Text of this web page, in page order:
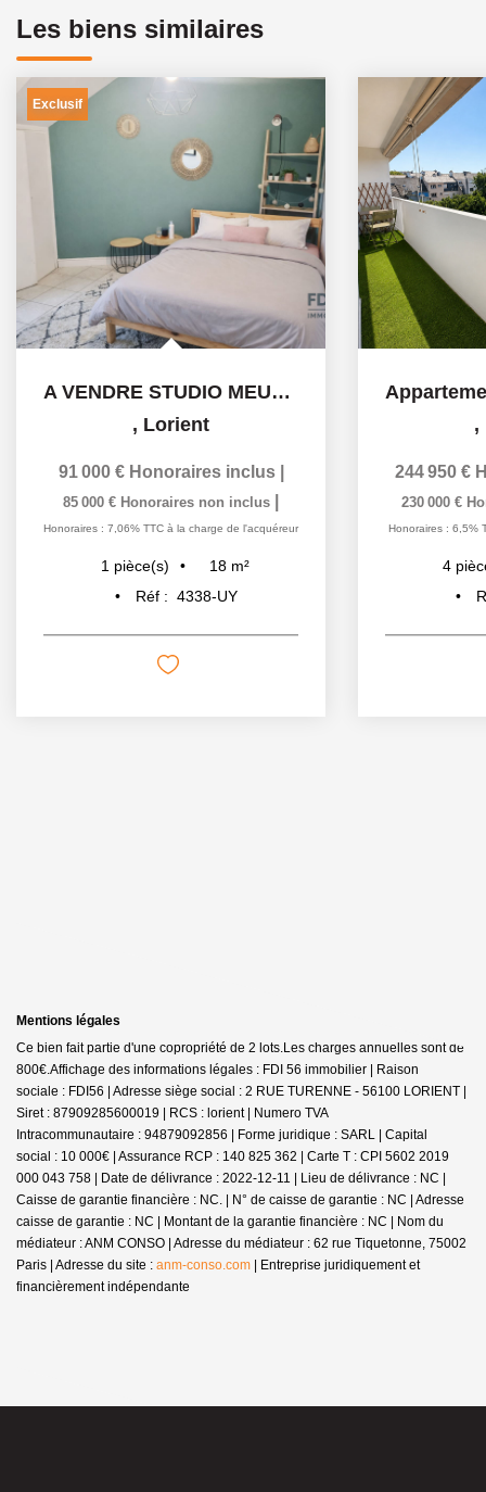
Les biens similaires
Exclusif
A VENDRE STUDIO MEUBLE 18 m² - KERENTRECH
, Lorient
91 000 € Honoraires inclus
85 000 € Honoraires non inclus
Honoraires : 7,06% TTC à la charge de l'acquéreur
1 pièce(s) 18 m²
Réf : 4338-UY
,
244 950 €
230 000 €
Honoraires : 6,5%
4
Mentions légales
Ce bien fait partie d'une copropriété de 2 lots.Les charges annuelles sont de
800€.Affichage des informations légales : FDI 56 immobilier | Raison
sociale : FDI56 | Adresse siège social : 2 RUE TURENNE - 56100 LORIENT |
Siret : 87909285600019 | RCS : lorient | Numero TVA
Intracommunautaire : 94879092856 | Forme juridique : SARL | Capital
social : 10 000€ | Assurance RCP : 140 825 362 | Carte T : CPI 5602 2019
000 043 758 | Date de délivrance : 2022-12-11 | Lieu de délivrance : NC |
Caisse de garantie financière : NC. | N° de caisse de garantie : NC | Adresse
caisse de garantie : NC | Montant de la garantie financière : NC | Nom du
médiateur : ANM CONSO | Adresse du médiateur : 62 rue Tiquetonne, 75002
Paris | Adresse du site : anm-conso.com | Entreprise juridiquement et
financièrement indépendante